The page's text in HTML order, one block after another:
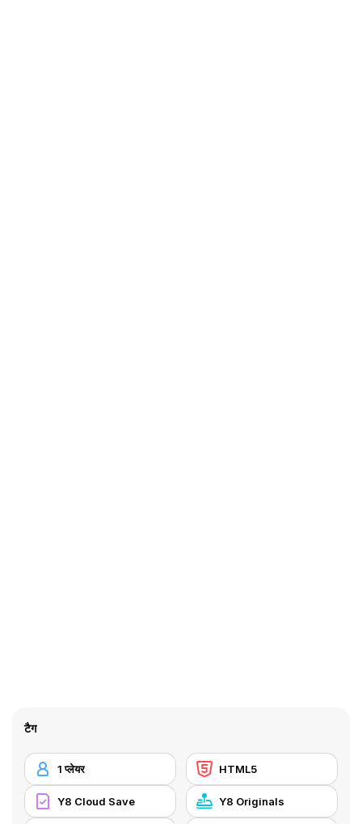
टैग
1 प्लेयर HTML5
Y8 Cloud Save Y8 Originals